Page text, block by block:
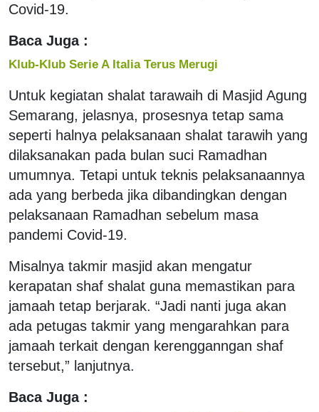
Covid-19.
Baca Juga :
Klub-Klub Serie A Italia Terus Merugi
Untuk kegiatan shalat tarawaih di Masjid Agung
Semarang, jelasnya, prosesnya tetap sama
seperti halnya pelaksanaan shalat tarawih yang
dilaksanakan pada bulan suci Ramadhan
umumnya. Tetapi untuk teknis pelaksanaannya
ada yang berbeda jika dibandingkan dengan
pelaksanaan Ramadhan sebelum masa
pandemi Covid-19.
Misalnya takmir masjid akan mengatur
kerapatan shaf shalat guna memastikan para
jamaah tetap berjarak. “Jadi nanti juga akan
ada petugas takmir yang mengarahkan para
jamaah terkait dengan kerengganngan shaf
tersebut,” lanjutnya.
Baca Juga :